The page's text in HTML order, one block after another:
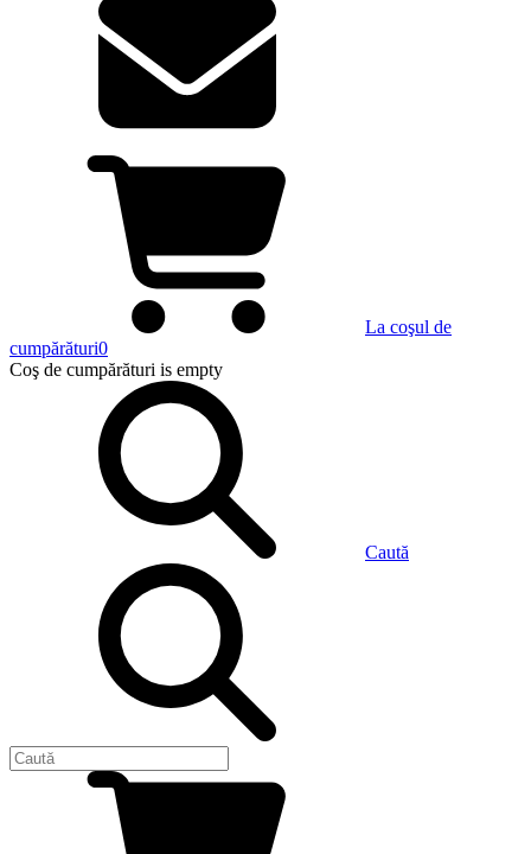
La coşul de
cumpărături0
Coş de cumpărături is empty
Caută